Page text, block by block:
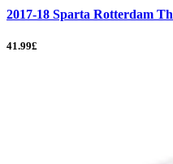
2017-18 Sparta Rotterdam
41.99£